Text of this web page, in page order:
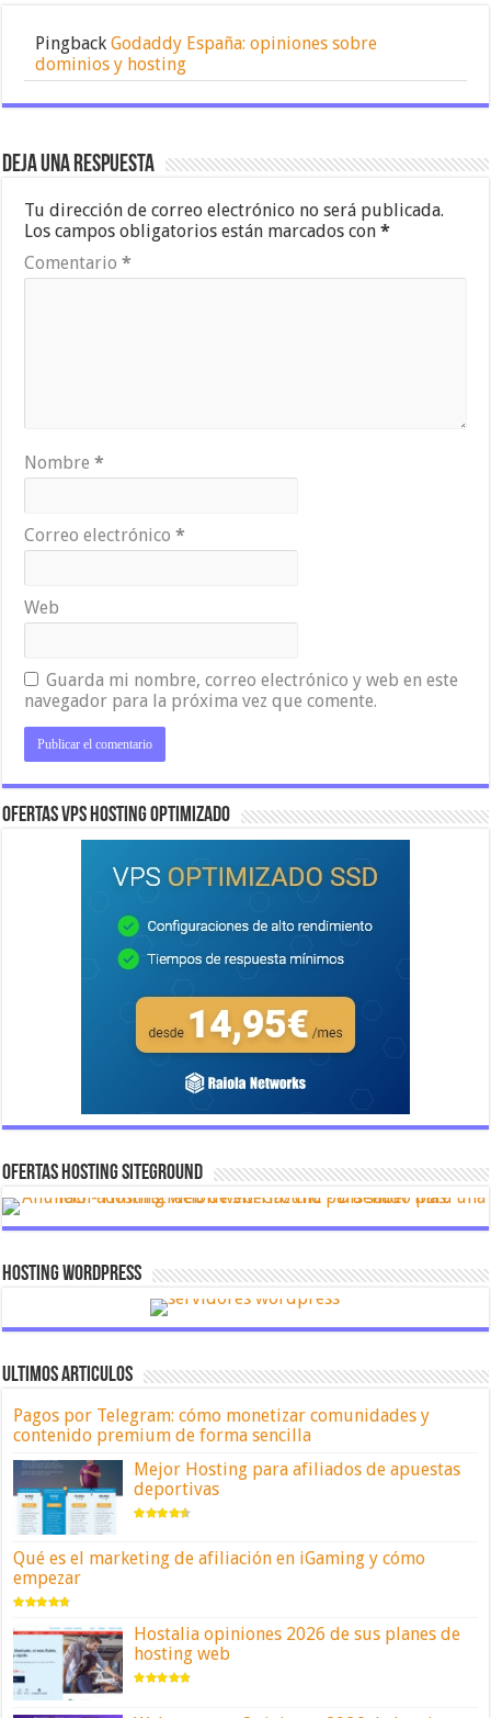
PingbackGodaddy España: opiniones sobre
dominios y hosting
Deja una respuesta
Tu dirección de correo electrónico no será publicada.
Los campos obligatorios están marcados con*
Comentario*
Nombre*
Correo electrónico*
Web
Guarda mi nombre, correo electrónico y web en este
navegador para la próxima vez que comente.
OFERTAS VPS HOSTING OPTIMIZADO
OFERTAS HOSTING SITEGROUND
Hosting Wordpress
ULTIMOS ARTICULOS
Pagos por Telegram: cómo monetizar comunidades y
contenido premium de forma sencilla
Mejor Hosting para afiliados de apuestas
deportivas
Qué es el marketing de afiliación en iGaming y cómo
empezar
Hostalia opiniones 2026 de sus planes de
hosting web